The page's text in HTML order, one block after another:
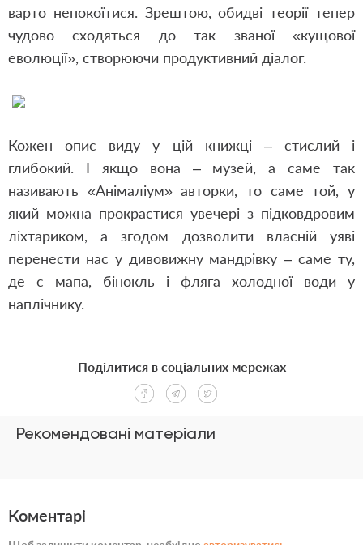
варто непокоїтися. Зрештою, обидві теорії тепер
чудово сходяться до так званої «кущової
еволюції», створюючи продуктивний діалог.
Кожен опис виду у цій книжці – стислий і
глибокий. І якщо вона – музей, а саме так
називають «Анімаліум» авторки, то саме той, у
який можна прокрастися увечері з підковдровим
ліхтариком, а згодом дозволити власній уяві
перенести нас у дивовижну мандрівку – саме ту,
де є мапа, бінокль і фляга холодної води у
наплічнику.
Рекомендовані матеріали
Поділитися в соціальних мережах
Коментарі